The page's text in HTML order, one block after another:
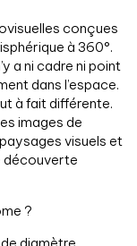
conçues
à 360°.
a ni cadre ni point
dans l’espace.
à fait différente.
images de
visuels et
découverte
?